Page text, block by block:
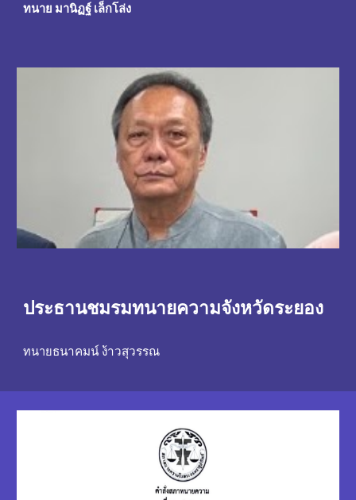
ทนาย มานิฏฐ์ เล็กโล่ง
ประธานชมรมทนายความจังหวัดระยอง
ทนายธนาคมน์ ง้าวสุวรรณ